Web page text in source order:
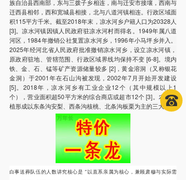
族自治县西南部，东与三拨子乡相连，南与迁安市接壤，西南与
迁西县相邻，西和宽城县相接，北与八道河镇相连。行政区域面
积115平方千米。截至2018年末，凉水河乡户籍人口为20328人
[3]。凉水河镇因镇人民政府驻凉水河村而得名。1949年属八道
河区，1984年撤销公社复置凉水河乡，1996年小马坪乡并入。
2025年经河北省人民政府批准撤销凉水河乡，设立凉水河镇，
原政府驻地、管辖范围、行政区域界线均保持不变 [6-8]。境内
铁、金、石、锰等矿产资源储量较多 [2]，黄金溶洞（又称银花
金洞）于2001年在石山沟被发现，2002年7月开始开发建设
[5]。2018年，凉水河乡有工业企业12个（其中规模以上1
个），营业面积超50平方米的综合商店或超市12个 [3]。农业种
植形成以东条沟安梨、西条沟核桃、北条沟板栗为主的三大产区
白事送葬队伍的人数讲究核心是 “以直系亲属为核心，兼顾肃穆与实际需